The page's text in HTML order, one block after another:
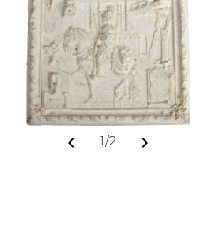
chevron_left 1/2 chevron_right